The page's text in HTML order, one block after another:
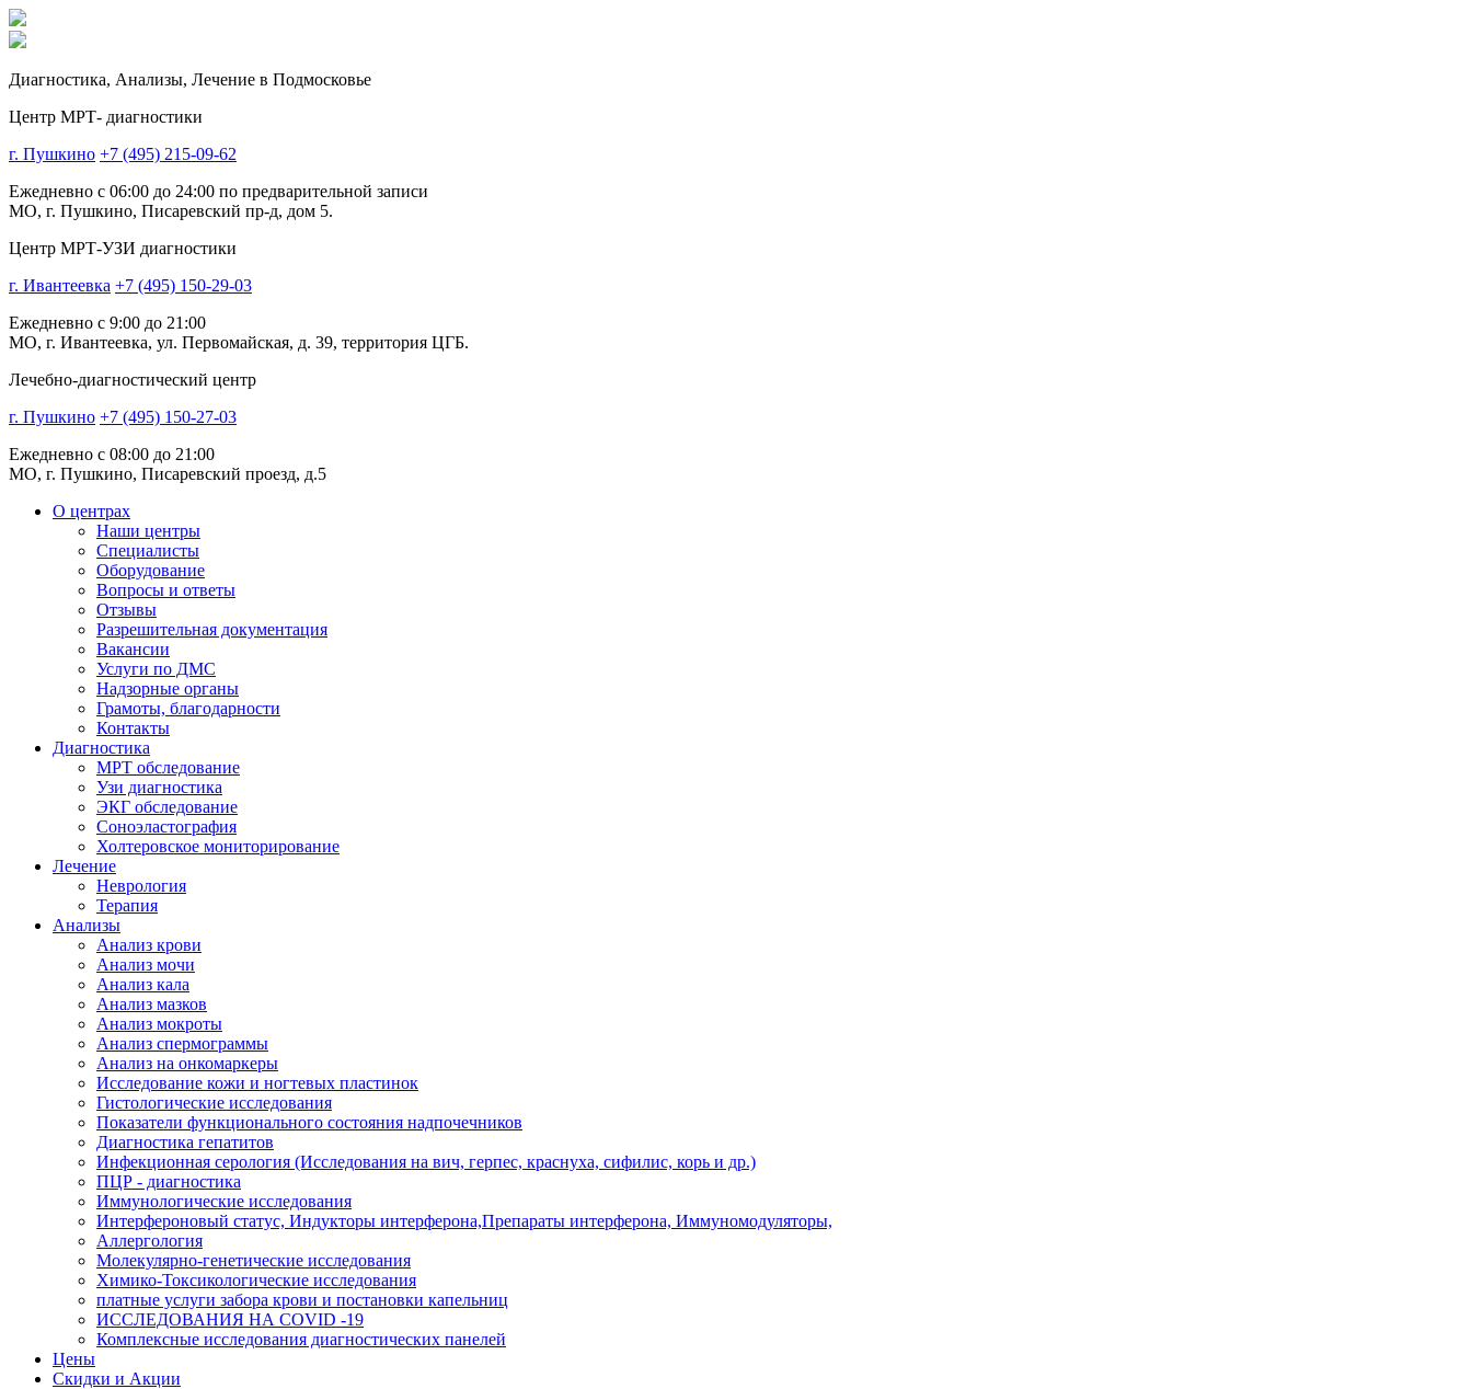
Диагностика, Анализы, Лечение в Подмосковье
Центр МРТ- диагностики
г. Пушкино +7 (495) 215-09-62
Ежедневно с 06:00 до 24:00 по предварительной записи
МО, г. Пушкино, Писаревский пр-д, дом 5.
Центр МРТ-УЗИ диагностики
г. Ивантеевка +7 (495) 150-29-03
Ежедневно с 9:00 до 21:00
МО, г. Ивантеевка, ул. Первомайская, д. 39, территория ЦГБ.
Лечебно-диагностический центр
г. Пушкино +7 (495) 150-27-03
Ежедневно с 08:00 до 21:00
МО, г. Пушкино, Писаревский проезд, д.5
О центрах
Наши центры
Специалисты
Оборудование
Вопросы и ответы
Отзывы
Разрешительная документация
Вакансии
Услуги по ДМС
Надзорные органы
Грамоты, благодарности
Контакты
Диагностика
МРТ обследование
Узи диагностика
ЭКГ обследование
Соноэластография
Холтеровское мониторирование
Лечение
Неврология
Терапия
Анализы
Анализ крови
Анализ мочи
Анализ кала
Анализ мазков
Анализ мокроты
Анализ спермограммы
Анализ на онкомаркеры
Исследование кожи и ногтевых пластинок
Гистологические исследования
Показатели функционального состояния надпочечников
Диагностика гепатитов
Инфекционная серология (Исследования на вич, герпес, краснуха, сифилис, корь и др.)
ПЦР - диагностика
Иммунологические исследования
Интерфероновый статус, Индукторы интерферона,Препараты интерферона, Иммуномодуляторы,
Аллергология
Молекулярно-генетические исследования
Химико-Токсикологические исследования
платные услуги забора крови и постановки капельниц
ИССЛЕДОВАНИЯ НА COVID -19
Комплексные исследования диагностических панелей
Цены
Скидки и Акции